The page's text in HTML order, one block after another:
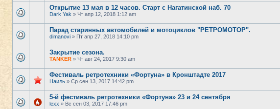
Открытие 13 мая в 12 часов. Старт с Нагатинской наб. 70
Dark Yak » Чт апр 12, 2018 1:12 am
Парад старинных автомобилей и мотоциклов "РЕТРОМОТОР".
dimanovi » Пт апр 27, 2018 14:10 pm
Закрытие сезона.
TANKER » Чт авг 24, 2017 9:30 am
Фестиваль ретротехники «Фортуна» в Кронштадте 2017
Наиль » Ср сен 13, 2017 14:42 pm
5-й фестиваль ретротехники «Фортуна» 23 и 24 сентября
lexx » Вс сен 03, 2017 17:46 pm